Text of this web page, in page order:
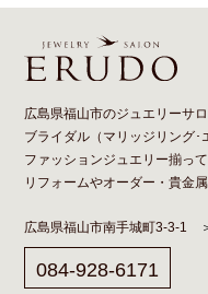
広島県福山市のジュエリーサロ
ブライダル（ マリッジリング･
ファッションジュエリー揃っ
リフォームやオーダー ・貴金
広島県福山市南手城町3-3-1
084-928-6171